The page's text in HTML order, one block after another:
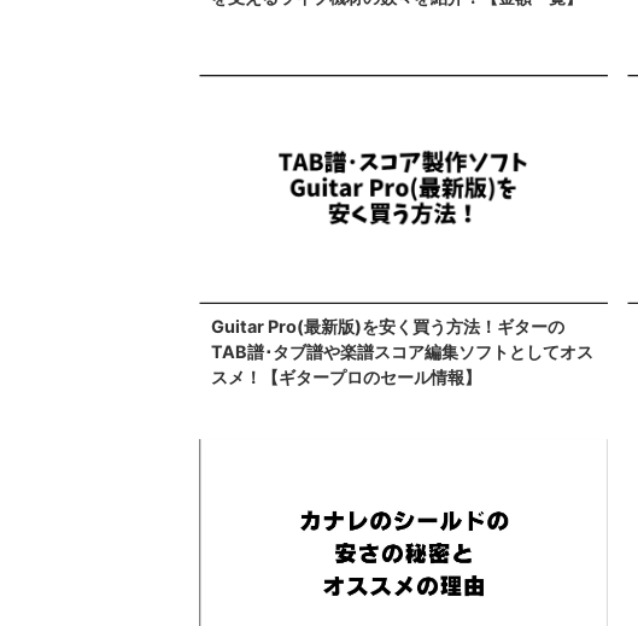
Guitar Pro(最新版)を安く買う方法！ギターの
TAB譜･タブ譜や楽譜スコア編集ソフトとしてオス
スメ！【ギタープロのセール情報】